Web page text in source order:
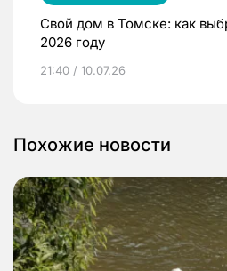
Свой дом в Томске: как
2026 году
21:40 / 10.07.26
Похожие новости